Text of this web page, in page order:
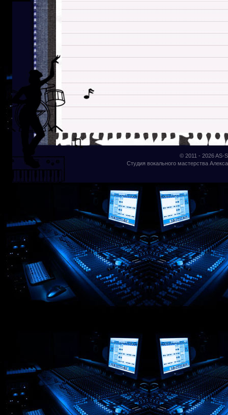
© 2011 - 2026AS-
Студия вокального мастерства